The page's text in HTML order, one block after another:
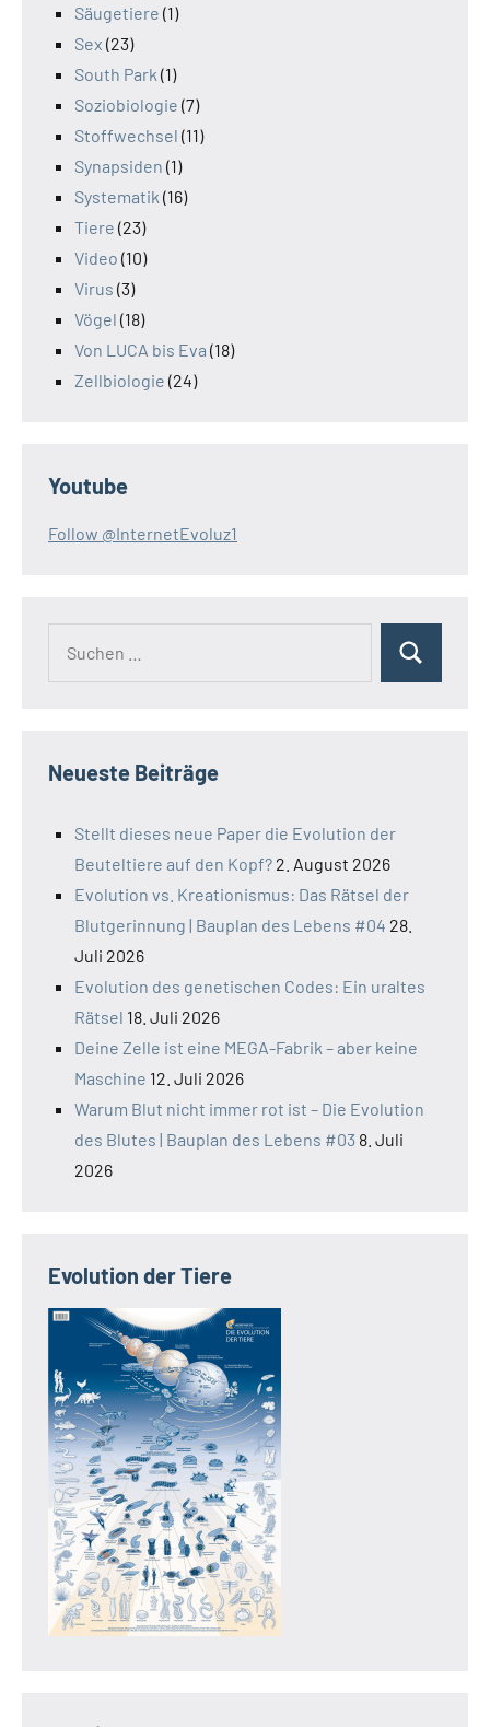
Säugetiere (1)
Sex (23)
South Park (1)
Soziobiologie (7)
Stoffwechsel (11)
Synapsiden (1)
Systematik (16)
Tiere (23)
Video (10)
Virus (3)
Vögel (18)
Von LUCA bis Eva (18)
Zellbiologie (24)
Youtube
Follow @InternetEvoluz1
Suchen
Neueste Beiträge
Stellt dieses neue Paper die Evolution der
Beuteltiere auf den Kopf? 2. August 2026
Evolution vs. Kreationismus: Das Rätsel der
Blutgerinnung | Bauplan des Lebens #04 28.
Juli 2026
Evolution des genetischen Codes: Ein uraltes
Rätsel 18. Juli 2026
Deine Zelle ist eine MEGA-Fabrik – aber keine
Maschine 12. Juli 2026
Warum Blut nicht immer rot ist – Die Evolution
des Blutes | Bauplan des Lebens #03 8. Juli
2026
Evolution der Tiere